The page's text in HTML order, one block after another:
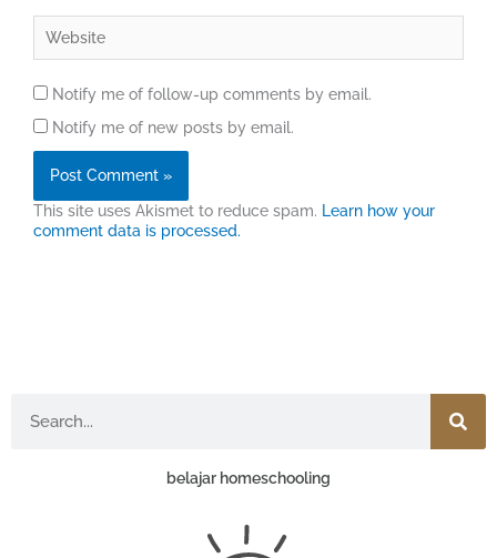
Notify me of follow-up comments by email.
Notify me of new posts by email.
This site uses Akismet to reduce spam. Learn how your
comment data is processed.
belajar homeschooling